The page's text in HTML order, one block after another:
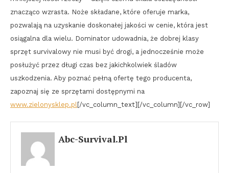
znacząco wzrasta. Noże składane, które oferuje marka,
pozwalają na uzyskanie doskonałej jakości w cenie, która jest
osiągalna dla wielu. Dominator udowadnia, że dobrej klasy
sprzęt survivalowy nie musi być drogi, a jednocześnie może
posłużyć przez długi czas bez jakichkolwiek śladów
uszkodzenia. Aby poznać pełną ofertę tego producenta,
zapoznaj się ze sprzętami dostępnymi na
www.zielonysklep.pl[/vc_column_text][/vc_column][/vc_row]
Abc-Survival.pl